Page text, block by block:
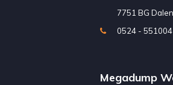
7751 BG Dalen
0524 - 551004
Megadump